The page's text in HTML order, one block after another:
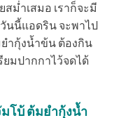
ม่ำเสมอ เราก็จะมี
นนี้แอดริน จะพาไป
ำกุ้งน้ำข้น ต้องกิน
ยมปากกาไว้จดได้
โบ้ ต้มยำกุ้งน้ำ